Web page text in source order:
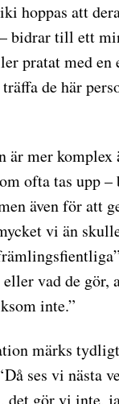
hoppas att
bidrar till ett
pratat med en
de här
är mer
ofta tas upp
även för att
vi än
eller vad de
inte.”
märks
ses vi nästa